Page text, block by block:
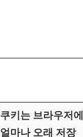
쿠키는 브라우저에
얼마나 오래 저장